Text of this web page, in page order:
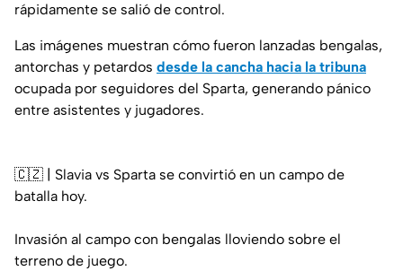
rápidamente se salió de control.
Las imágenes muestran cómo fueron lanzadas bengalas,
antorchas y petardos desde la cancha hacia la tribuna
ocupada por seguidores del Sparta, generando pánico
entre asistentes y jugadores.
🇨🇿 | Slavia vs Sparta se convirtió en un campo de
batalla hoy.
Invasión al campo con bengalas lloviendo sobre el
terreno de juego.